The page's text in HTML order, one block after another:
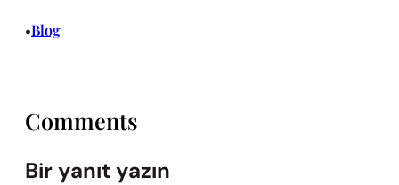
•Blog
Comments
Bir yanıt yazın